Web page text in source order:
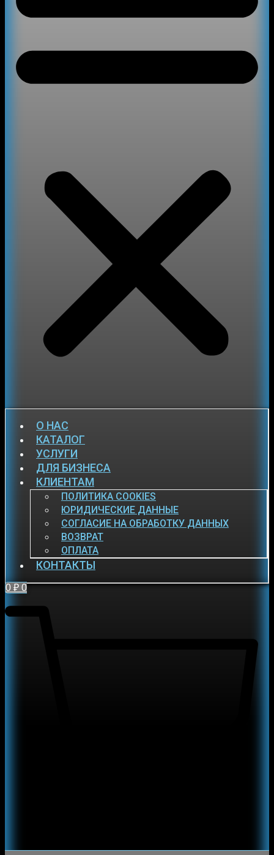
О НАС
КАТАЛОГ
УСЛУГИ
ДЛЯ БИЗНЕСА
КЛИЕНТАМ
ПОЛИТИКА COOKIES
ЮРИДИЧЕСКИЕ ДАННЫЕ
СОГЛАСИЕ НА ОБРАБОТКУ ДАННЫХ
ВОЗВРАТ
ОПЛАТА
КОНТАКТЫ
0 ₽ 0